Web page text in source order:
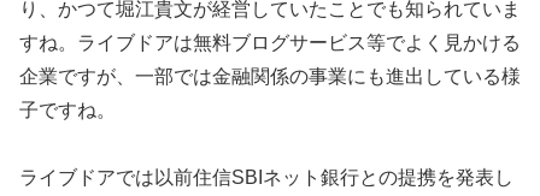
り、かつて堀江貴文が経営していたことでも知られていま
すね。ライブドアは無料ブログサービス等でよく見かける
企業ですが、一部では金融関係の事業にも進出している様
子ですね。
ライブドアでは以前住信SBIネット銀行との提携を発表し